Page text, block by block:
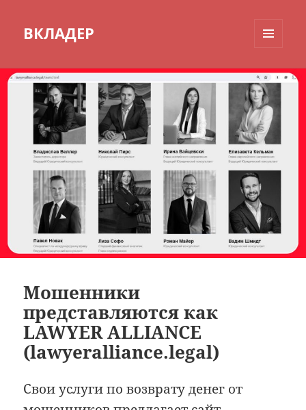
ВКЛАДЕР
ВИДЖЕТЫ
Мошенники
представляются как
LAWYER ALLIANCE
(lawyeralliance.legal)
Свои услуги по возврату денег от